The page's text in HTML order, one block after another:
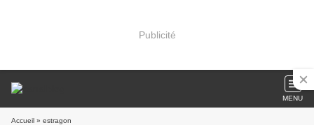
Publicité
MENU
Accueil » estragon